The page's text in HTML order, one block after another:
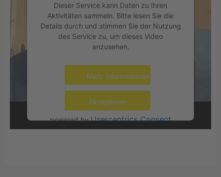
Dieser Service kann Daten zu Ihren
Aktivitäten sammeln. Bitte lesen Sie die
Details durch und stimmen Sie der Nutzung
des Service zu, um dieses Video
anzusehen.
Mehr Informationen
Akzeptieren
powered byUsercentrics Consent
Management Platform&eRecht24